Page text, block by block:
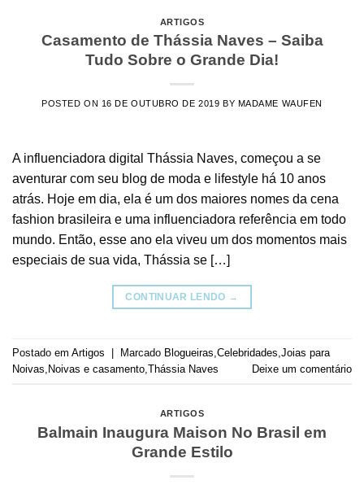
ARTIGOS
Casamento de Thássia Naves – Saiba
Tudo Sobre o Grande Dia!
POSTED ON 16 DE OUTUBRO DE 2019 BY MADAME WAUFEN
A influenciadora digital Thássia Naves, começou a se
aventurar com seu blog de moda e lifestyle há 10 anos
atrás. Hoje em dia, ela é um dos maiores nomes da cena
fashion brasileira e uma influenciadora referência em todo
mundo. Então, esse ano ela viveu um dos momentos mais
especiais de sua vida, Thássia se […]
CONTINUAR LENDO →
Postado em Artigos | Marcado Blogueiras Celebridades Joias para
Noivas Noivas e casamento Thássia Naves Deixe um comentário
ARTIGOS
Balmain Inaugura Maison No Brasil em
Grande Estilo